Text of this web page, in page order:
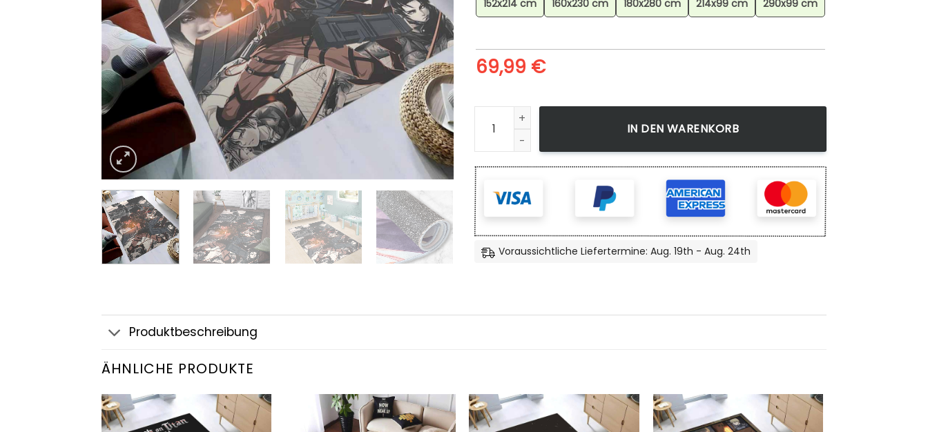
152x214 cm 160x230 cm 180x280 cm 214x99 cm 290x99 cm
69,99 €
Attack On Titan 22 Anime Teppich, Anime Teppich, Wohnzimmer Dekoration Menge
IN DEN WARENKORB
Voraussichtliche Liefertermine: Aug. 19th - Aug. 24th
Produktbeschreibung
ÄHNLICHE PRODUKTE